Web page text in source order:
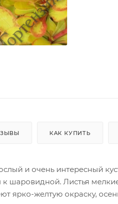
КАК КУПИТЬ
и очень интересный
к шаровидной. Листья
ярко-желтую окраску,